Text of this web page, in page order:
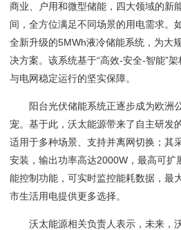
商业、户用和微型储能，四大领域的新
间，全方位满足不同场景的用电需求。
全新升级的5MWh液冷储能系统，为大
决方案。该系统基于“高效-安全-智能”
与电网稳定运行的坚实保障。
阳台光伏储能系统正逐步成为欧洲
宠。基于此，沃太能源带来了自主研发
适用于多种场景、支持并离网切换；其
安装，输出功率高达2000W，最高可扩
能控制功能，可实时监控能耗数据，最
市生活用电提供更多选择。
沃太能源相关负责人表示，未来，